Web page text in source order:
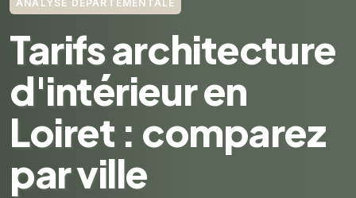
ANALYSE DÉPARTEMENTALE
Tarifs architecture
d'intérieur en
Loiret : comparez
par ville